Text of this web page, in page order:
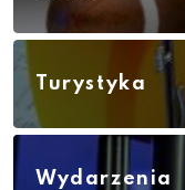
Turystyka
Wydarzenia